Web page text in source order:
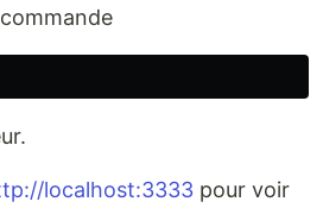
localhost:3333 pour voir